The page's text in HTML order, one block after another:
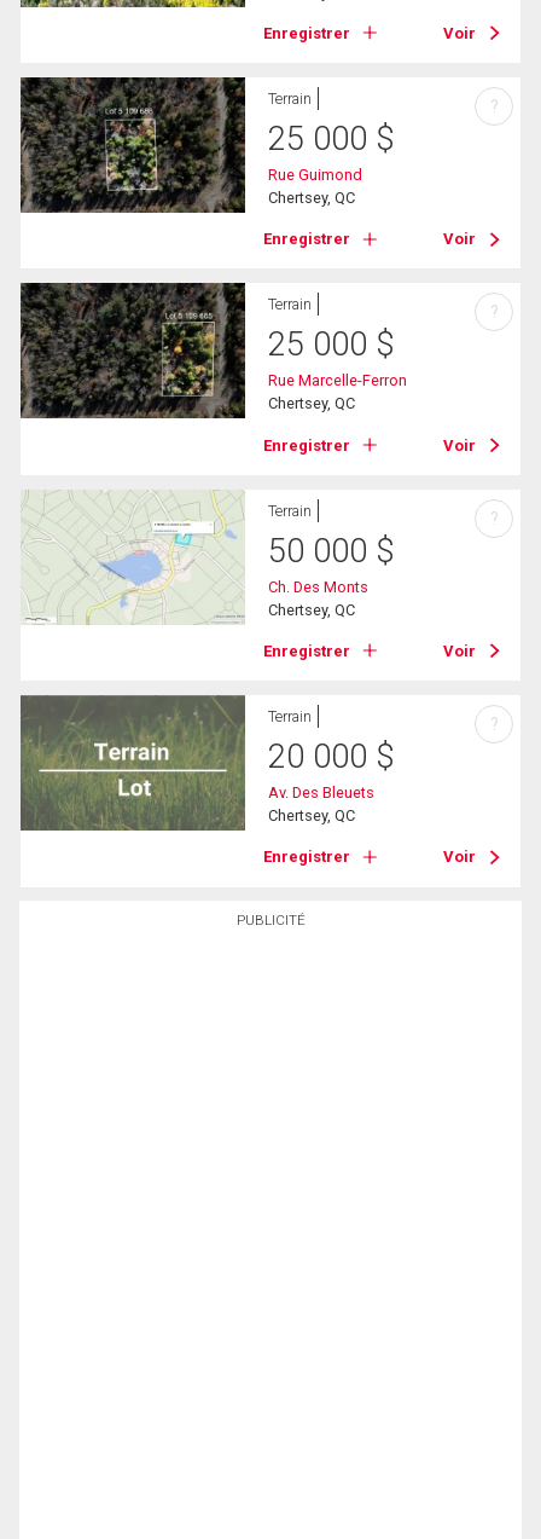
PUBLICITÉ
Enregistrer Voir
Terrain
25 000 $
Rue Guimond
Chertsey, QC
Enregistrer Voir
?
Terrain
25 000 $
Rue Marcelle-Ferron
Chertsey, QC
Enregistrer Voir
?
Terrain
50 000 $
Ch. Des Monts
Chertsey, QC
Enregistrer Voir
?
Terrain
20 000 $
Av. Des Bleuets
Chertsey, QC
Enregistrer Voir
?